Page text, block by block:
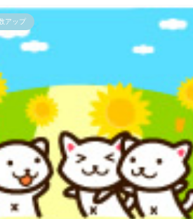
アップ